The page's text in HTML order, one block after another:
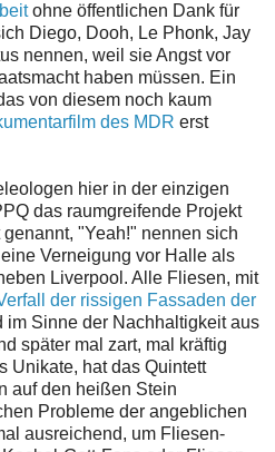
ohne öffentlichen Dank für
Diego, Dooh, Le Phonk, Jay
nennen, weil sie Angst vor
haben müssen. Ein
von diesem noch kaum
des MDR erst
hier in der einzigen
das raumgreifende Projekt
"Yeah!" nennen sich
Verneigung vor Halle als
Liverpool. Alle Fliesen, mit
der rissigen Fassaden der
Sinne der Nachhaltigkeit aus
später mal zart, mal kräftig
Unikate, hat das Quintett
auf den heißen Stein
Probleme der angeblichen
ausreichend, um Fliesen-